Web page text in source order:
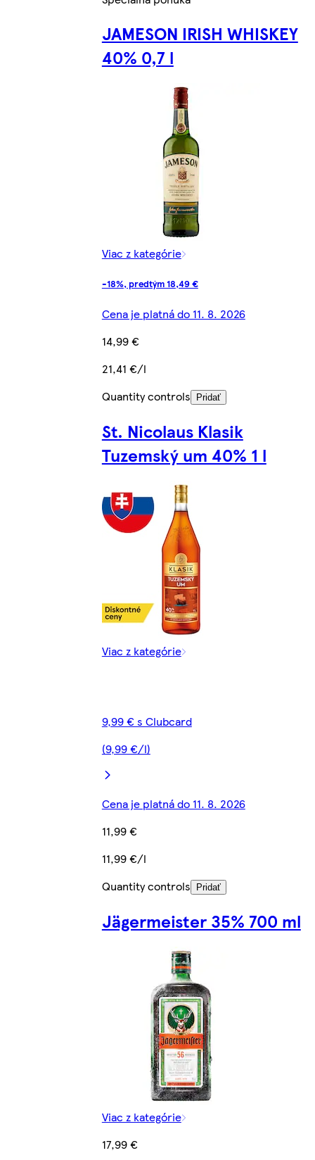
JAMESON IRISH WHISKEY
40% 0,7 l
Viac z kategórie
-18%, predtým 18,49 €
Cena je platná do 11. 8. 2026
14,99 €
21,41 €/l
Quantity controls
Pridať
St. Nicolaus Klasik
Tuzemský um 40% 1 l
Viac z kategórie
9,99 € s Clubcard
(9,99 €/l)
Cena je platná do 11. 8. 2026
11,99 €
11,99 €/l
Quantity controls
Pridať
Jägermeister 35% 700 ml
Viac z kategórie
17,99 €